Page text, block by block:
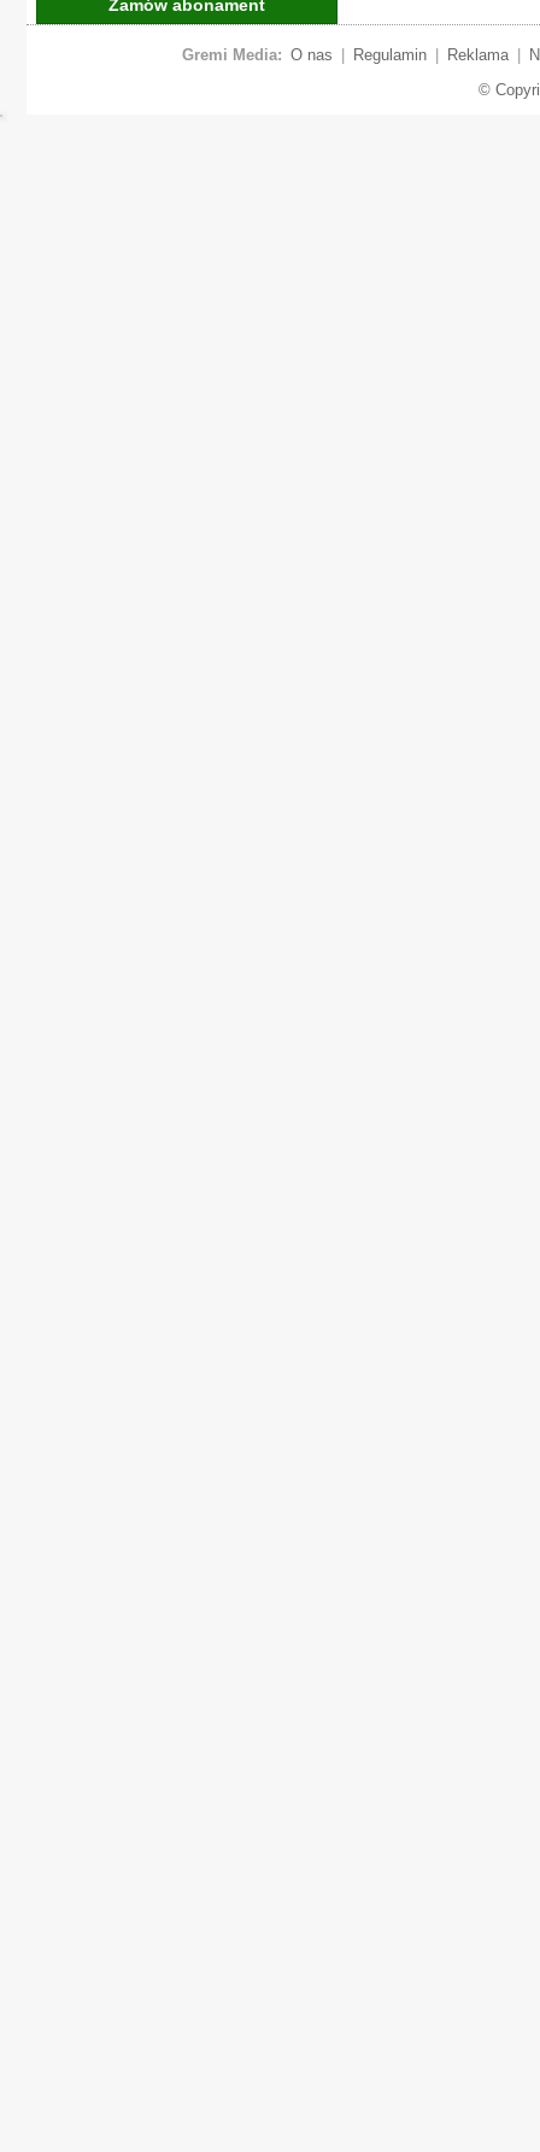
Zamów abonament
Gremi Media: O nas Regulamin Reklama
©